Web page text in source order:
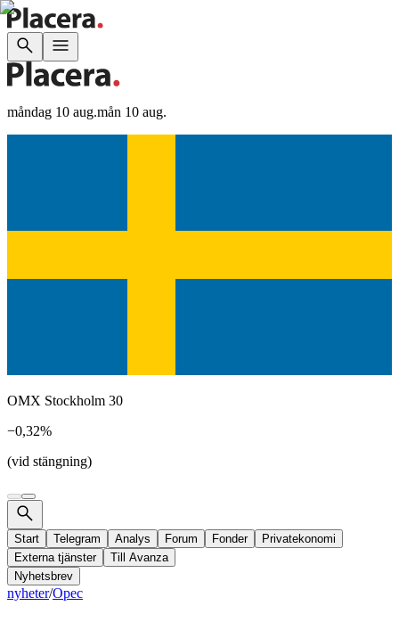
måndag 10 aug.mån 10 aug.
OMX Stockholm 30
−0,32%
(vid stängning)
Start Telegram Analys Forum Fonder
Privatekonomi
Externa tjänster
Till Avanza
Nyhetsbrev
nyheter/Opec